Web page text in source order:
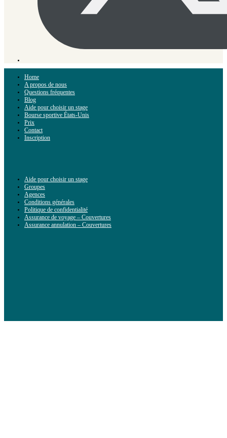
Home
A propos de nous
Questions fréquentes
Blog
Aide pour choisir un stage
Bourse sportive États-Unis
Prix
Contact
Inscription
Aide pour choisir un stage
Groupes
Agences
Conditions générales
Politique de confidentialité
Assurance de voyage – Couvertures
Assurance annulation – Couvertures